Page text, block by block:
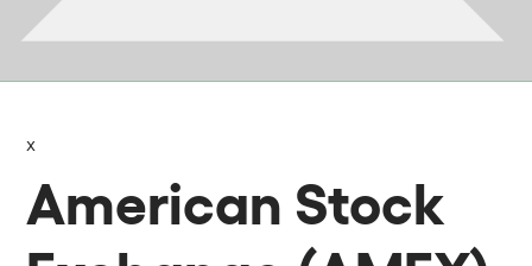
x
American Stock